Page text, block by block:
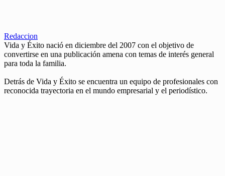
Redaccion
Vida y Éxito nació en diciembre del 2007 con el objetivo de
convertirse en una publicación amena con temas de interés general
para toda la familia.
Detrás de Vida y Éxito se encuentra un equipo de profesionales con
reconocida trayectoria en el mundo empresarial y el periodístico.